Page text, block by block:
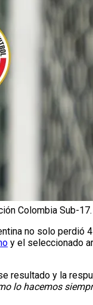
Colombia Sub-17.
no solo perdió
y el seleccionado
resultado y la
lo hacemos